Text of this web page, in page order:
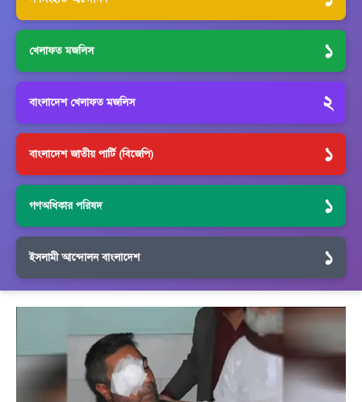
খেলাফত মজলিস ১
বাংলাদেশ খেলাফত মজলিস ২
বাংলাদেশ জাতীয় পার্টি (বিজেপি) ১
গণঅধিকার পরিষদ ১
ইসলামী আন্দোলন বাংলাদেশ ১